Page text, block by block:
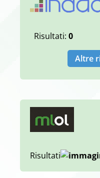
Risultati: 0
Altre
Risultati